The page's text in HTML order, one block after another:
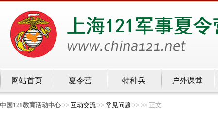
网站首页 夏令营 特种兵 户外课堂
中国121教育活动中心 >> 互动交流 >> 常见问题 >> >> 正文